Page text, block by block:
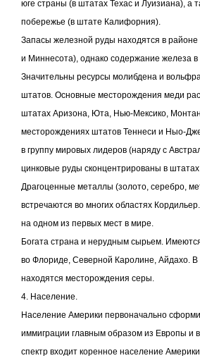
юге страны (в штатах Техас и Луизиана), а
побережье (в штате Калифорния).
Запасы железной руды находятся в
и Миннесота), однако содержание железа в
Значительны ресурсы молибдена и
штатов. Основные месторождения меди
штатах Аризона, Юта, Нью-Мексико,
месторождениях штатов Теннеси и Ныо-
в группу мировых лидеров (наряду с
цинковые руды сконцентрированы в
Драгоценные металлы (золото, серебро,
встречаются во многих областях
на одном из первых мест в мире.
Богата страна и нерудным сырьем.
во Флориде, Северной Каролине, Айдахо. В
находятся месторождения серы.
4. Население.
Население Америки первоначально
иммиграции главным образом из Европы и
спектр входит коренное население